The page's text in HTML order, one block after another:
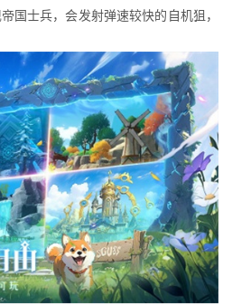
国士兵，会发射弹速较快的自机狙，